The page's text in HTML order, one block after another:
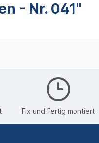
- Nr. 041"
Fix und Fertig montiert